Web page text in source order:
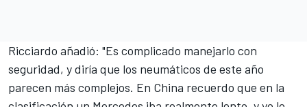
Ricciardo añadió: "Es complicado manejarlo con
seguridad, y diría que los neumáticos de este año
parecen más complejos. En China recuerdo que en la